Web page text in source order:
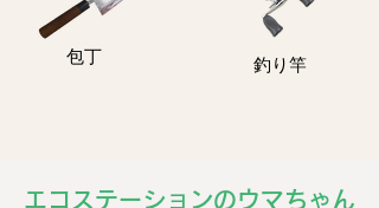
包丁 釣り竿
エコステーションのウマちゃん